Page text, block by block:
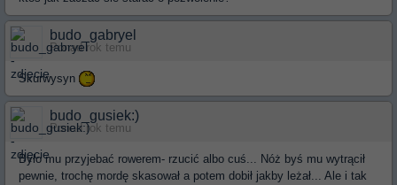
budo_gabryel
Ponad rok temu
Skurwysyn
budo_gusiek:)
Ponad rok temu
Było mu przyjebać rowerem- rzucić albo cuś... Nóż byś mu wytrącił
pewnie, trochę mordę skasował a potem dobił jakby leżał... Ale i tak